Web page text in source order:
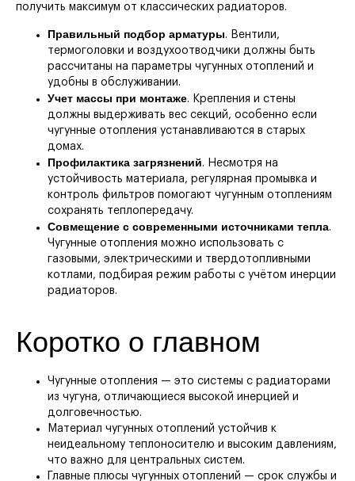
получить максимум от классических радиаторов.
Правильный подбор арматуры. Вентили,
термоголовки и воздухоотводчики должны быть
рассчитаны на параметры чугунных отоплений и
удобны в обслуживании.
Учет массы при монтаже. Крепления и стены
должны выдерживать вес секций, особенно если
чугунные отопления устанавливаются в старых
домах.
Профилактика загрязнений. Несмотря на
устойчивость материала, регулярная промывка и
контроль фильтров помогают чугунным отоплениям
сохранять теплопередачу.
Совмещение с современными источниками тепла.
Чугунные отопления можно использовать с
газовыми, электрическими и твердотопливными
котлами, подбирая режим работы с учётом инерции
радиаторов.
Коротко о главном
Чугунные отопления — это системы с радиаторами
из чугуна, отличающиеся высокой инерцией и
долговечностью.
Материал чугунных отоплений устойчив к
неидеальному теплоносителю и высоким давлениям,
что важно для центральных систем.
Главные плюсы чугунных отоплений — срок службы и
г. Москва, Шелепихинская набережная 40к3
© 2005-2026 Тепловод
+7 (903) 827-27-22 info@teplovod.pro
Наши работы
Авторские права
Разработка сайта
Контакты
Сертификаты
Политика конфиденциальности
Перезвоните мне